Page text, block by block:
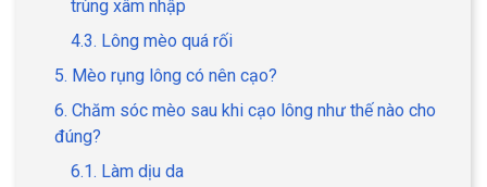
DỊCH VỤ
Dịch vụ cắt tỉa lông chó
trùng xâm nhập
4.3. Lông mèo quá rối
5. Mèo rụng lông có nên cạo?
6. Chăm sóc mèo sau khi cạo lông như thế nào cho
đúng?
6.1. Làm dịu da